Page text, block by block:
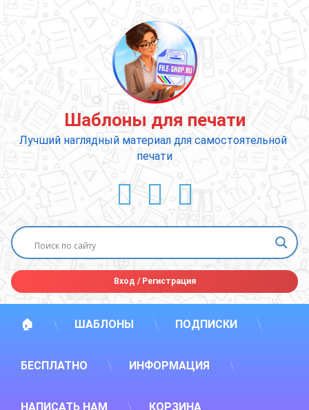
содержимому
Шаблоны для печати
Лучший наглядный материал для самостоятельной
печати
ВКонтакте
YouTube
E-mail
Вход /Регистрация
🏠 ШАБЛОНЫ ПОДПИСКИ
БЕСПЛАТНО ИНФОРМАЦИЯ
НАПИСАТЬ НАМ КОРЗИНА